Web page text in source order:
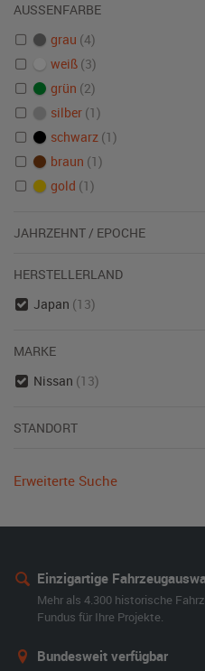
AUSSENFARBE
grau (4)
weiß (3)
grün (2)
silber (1)
schwarz (1)
braun (1)
gold (1)
JAHRZEHNT / EPOCHE
HERSTELLERLAND
Japan (13)
MARKE
Nissan (13)
STANDORT
Erweiterte Suche
Einzigartige
Mehr als 4.300 historische
Fundus für Ihre Projekte.
Bundesweit verfügbar